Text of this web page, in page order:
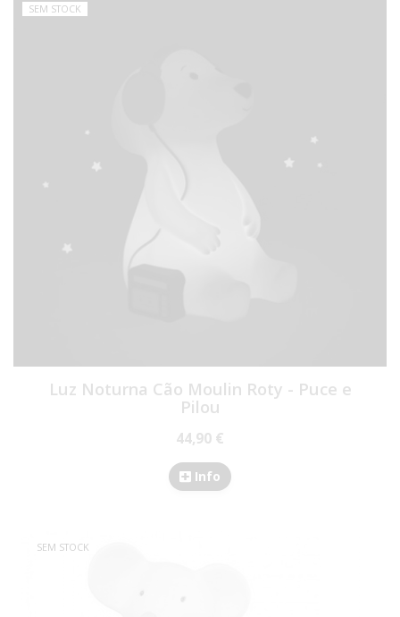
SEM STOCK
Luz Noturna Cão Moulin Roty - Puce e
Pilou
44,90 €
Info
SEM STOCK